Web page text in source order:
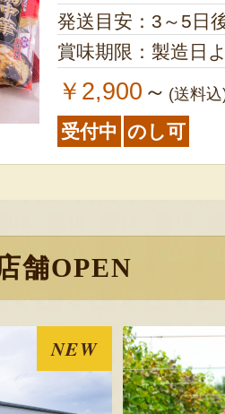
発送目安：3～5日
賞味期限：製造日
￥2,900 ～ (送料
受付中 のし可
舗OPEN
NEW